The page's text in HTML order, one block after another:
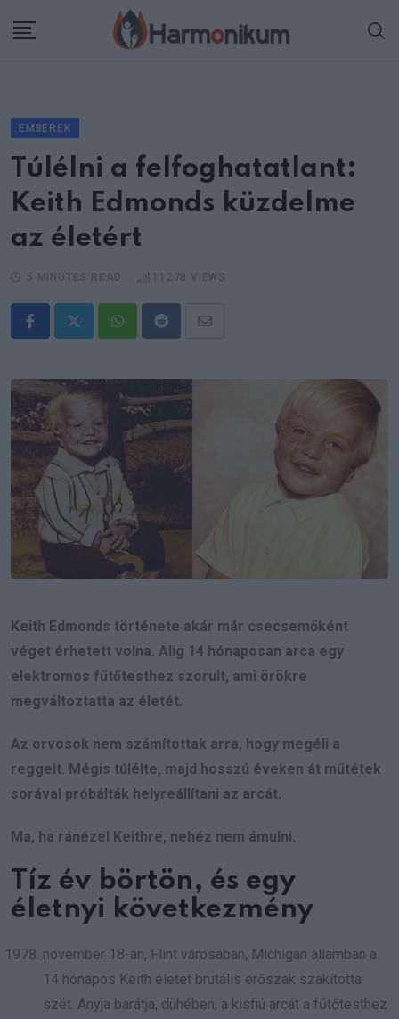
EMBEREK
Túlélni a felfoghatatlant:
Keith Edmonds küzdelme
az életért
WhatsappRedditShare
Email
Keith Edmonds története akár már csecsemőként
véget érhetett volna. Alig 14 hónaposan arca egy
elektromos fűtőtesthez szorult, ami örökre
megváltoztatta az életét.
Az orvosok nem számítottak arra, hogy megéli a
reggelt. Mégis túlélte, majd hosszú éveken át műtétek
sorával próbálták helyreállítani az arcát.
Ma, ha ránézel Keithre, nehéz nem ámulni.
Tíz év börtön, és egy
életnyi következmény
november 18-án, Flint városában, Michigan államban a
14 hónapos Keith életét brutális erőszak szakította
szét. Anyja barátja, dühében, a kisfiú arcát a fűtőtesthez